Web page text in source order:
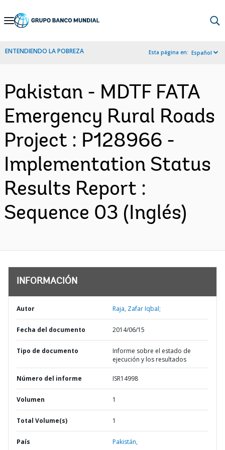
Skip
Navigation
ENTENDIENDO LA POBREZA Esta página en: Español
Pakistan - MDTF FATA
Emergency Rural Roads
Project : P128966 -
Implementation Status
Results Report :
Sequence 03 (Inglés)
INFORMACIÓN
Autor Raja, Zafar Iqbal;
Fecha del documento 2014/06/15
Tipo de documento
Informe sobre el estado de
ejecución y los resultados
Número del informe ISR14998
Volumen 1
Total Volume(s) 1
País Pakistán,